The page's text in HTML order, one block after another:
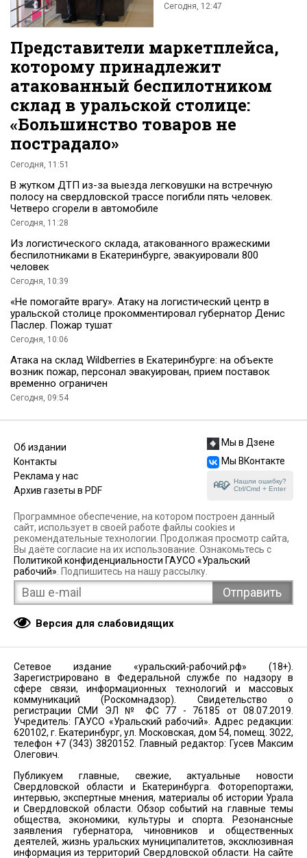
Сегодня, 12:47
Представители маркетплейса,
которому принадлежит
атакованный беспилотником
склад в уральской столице:
«Большинство товаров не
пострадало»
Сегодня, 11:51
В жутком ДТП из-за выезда легковушки на встречную
полосу на свердловской трассе погибли пять человек.
Четверо сгорели в автомобиле
Сегодня, 11:28
Из логистического склада, атакованного вражескими
беспилотниками в Екатеринбурге, эвакуировали 800
человек
Сегодня, 10:39
«Не помогайте врагу». Атаку на логистический центр в
уральской столице прокомментировал губернатор Денис
Паслер. Пожар тушат
Сегодня, 10:06
Атака на склад Wildberries в Екатеринбурге: на объекте
возник пожар, персонал эвакуирован, прием поставок
временно ограничен
Сегодня, 09:54
Об издании
Контакты
Реклама у нас
Архив газеты в PDF
Мы в Дзене
Мы ВКонтакте
Нашли ошибку?
Ctrl/Cmd + Enter
Программное обеспечение, на котором построен данный
сайт, использует в своей работе файлы cookies и
рекомендательные технологии. Продолжая просмотр сайта,
Вы даёте согласие на их использование. Ознакомьтесь с
Политикой конфиденциальности ГАУСО «Уральский
рабочий» . Подпишитесь на нашу рассылку.
Версия для слабовидящих
Сетевое издание «уральский-рабочий.рф» (18+).
Зарегистрировано в Федеральной службе по надзору в
сфере связи, информационных технологий и массовых
коммуникаций (Роскомнадзор). Свидетельство о
регистрации СМИ ЭЛ № ФС 77 - 76185 от 08.07.2019.
Учредитель: ГАУСО «Уральский рабочий». Адрес редакции:
620102, г. Екатеринбург, ул. Московская, дом 54, помещ. 3022,
телефон +7 (343) 3820152. Главный редактор: Гусев Максим
Олегович.
Публикуем главные, свежие, актуальные новости
Свердловской области и Екатеринбурга. Фоторепортажи,
интервью, экспертные мнения, материалы об истории Урала
и Свердловской области. Обзор событий на главные темы
общества, экономики, культуры и спорта. Резонансные
заявления губернатора, чиновников и общественных
деятелей, жизнь уральских муниципалитетов, эксклюзивная
информация из территорий Свердловской области. На сайте